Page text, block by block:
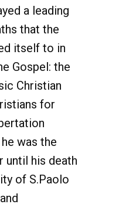
a leading
that the
itself to in
Gospel: the
Christian
for
was the
until his death
of S.Paolo